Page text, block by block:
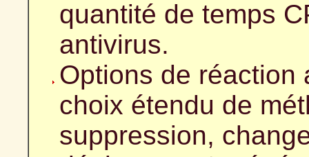
quantité de temps
antivirus.
Options de réaction
choix étendu de
suppression,